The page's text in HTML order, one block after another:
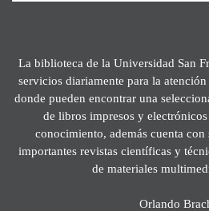
La biblioteca de la Universidad San
servicios diariamente para la
donde pueden encontrar una
de libros impresos y electrónicos
conocimiento, además cuenta con
importantes revistas científicas y
de materiales
Orlando